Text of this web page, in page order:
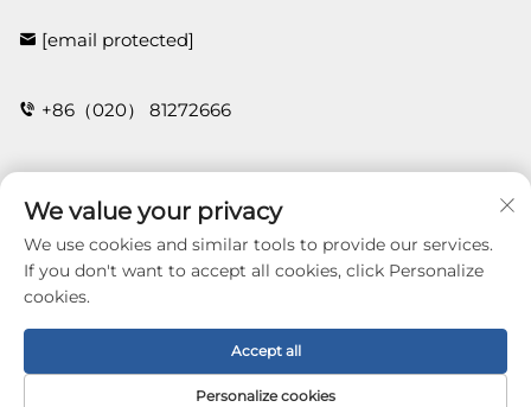
[email protected]
+86（020） 81272666
CONTACT
Copyright © 2026 Guangzhou Yorklon Wallcoverings
Limited. All right reserved -Politique de
confidentialité
We value your privacy
We use cookies and similar tools to provide our services.
If you don't want to accept all cookies, click Personalize
cookies.
Personalize cookies
Accept all